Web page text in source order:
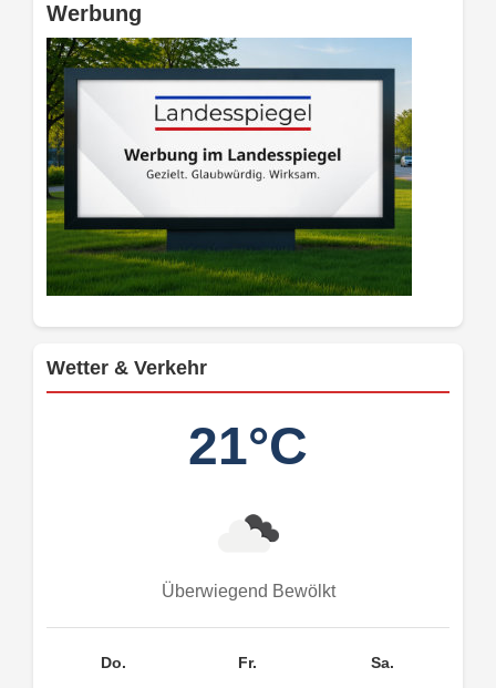
Werbung
Wetter & Verkehr
21°C
Überwiegend Bewölkt
Do. Fr. Sa.